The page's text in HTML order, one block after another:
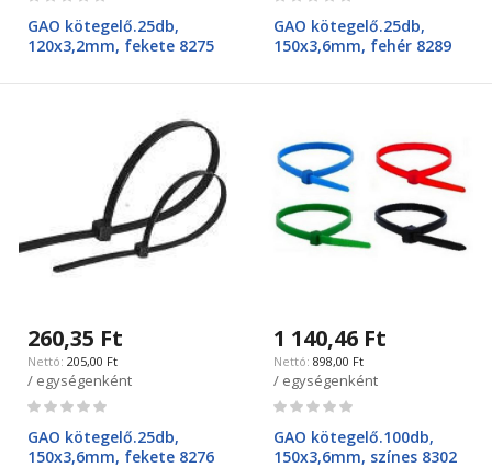
GAO kötegelő.25db,
120x3,2mm, fekete 8275
GAO kötegelő.25db,
150x3,6mm, fehér 8289
260,35 Ft
205,00 Ft
/ egységenként
Rating:
GAO kötegelő.25db,
150x3,6mm, fekete 8276
1 140,46 Ft
898,00 Ft
/ egységenként
Rating:
GAO kötegelő.100db,
150x3,6mm, színes 8302